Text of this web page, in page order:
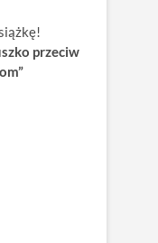
przeciw